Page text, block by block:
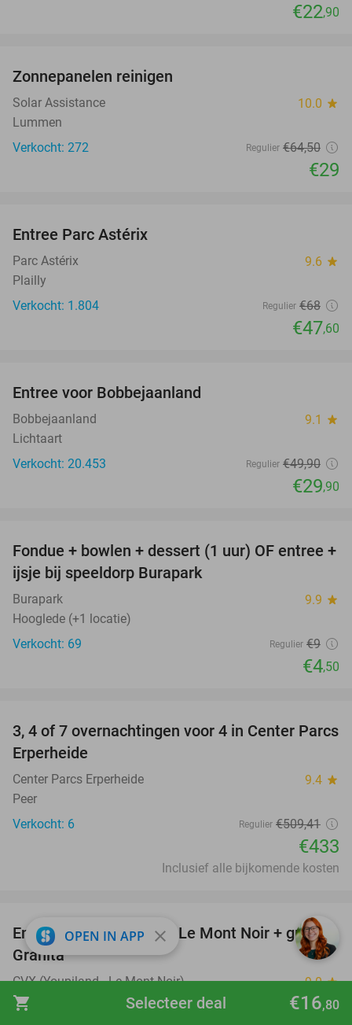
shopping_cart €16,80
Selecteer deal
€22,90
Zonnepanelen reinigen
Solar Assistance 10.0 star
Lummen
Verkocht: 272
Regulier €64,50
€29
Entree Parc Astérix
Parc Astérix 9.6 star
Plailly
Verkocht: 1.804
Regulier €68
€47,60
Entree voor Bobbejaanland
Bobbejaanland 9.1 star
Lichtaart
Verkocht: 20.453
Regulier €49,90
€29,90
50%
Fondue + bowlen + dessert (1 uur) OF entree +
ijsje bij speeldorp Burapark
Burapark 9.9 star
Hooglede (+1 locatie)
Verkocht: 69
Regulier €9
€4,50
15%
3, 4 of 7 overnachtingen voor 4 in Center Parcs
Erperheide
Center Parcs Erperheide 9.4 star
Peer
Verkocht: 6
Regulier €509,41
€433
Inclusief alle bijkomende kosten
47%
Entree voor Youpiland - Le Mont Noir + gratis
Granita
CVX (Youpiland - Le Mont Noir) 9.0star
Heuvelland
OPEN IN APP close